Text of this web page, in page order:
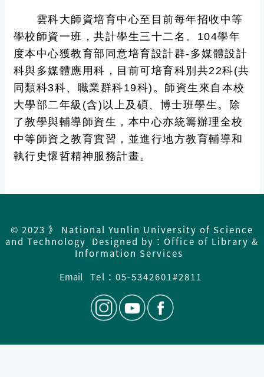
雲科大師資培育中心至目前每年招收中等
學校師資一班，共計學生三十二名。104學年
度本中心獲教育部同意培育設計群-多媒體設計
科與多媒體應用科，目前可培育科別共22科(共
同類科3科、職業群科19科)。師資生來自本校
大學部二年級(含)以上及碩、博士班學生。除
了教學與輔導師資生，本中心亦統籌辦理全校
中等師資之教育實習，並進行地方教育輔導和
執行史懷哲精神服務計畫。
© 2023 》 National Yunlin University of Science
and Technology Designed by：Office of Library &
Information Services
Email
Tel：05-5342601#2811